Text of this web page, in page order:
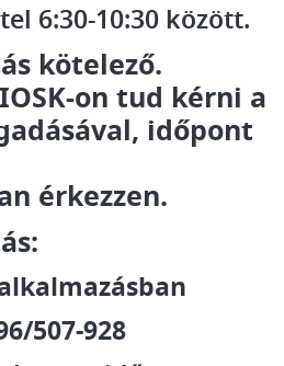
6:30-10:30 között.
kötelező.
on tud kérni a
időpont
érkezzen.
507-928